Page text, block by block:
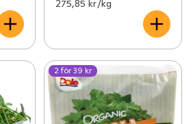
275,85 kr /kg
2 för 39 kr